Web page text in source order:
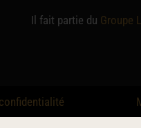
Il fait partie du Groupe